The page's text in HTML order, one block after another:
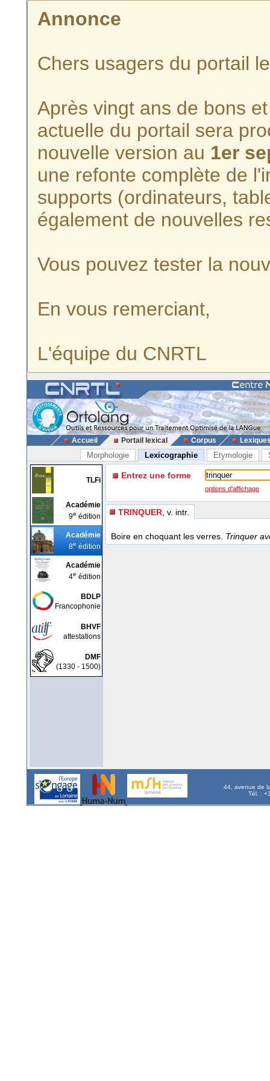
Annonce
Chers usagers du portail
Après vingt ans de bons
actuelle du portail sera
nouvelle version au 1er
une refonte complète de
supports (ordinateurs,
également de nouvelles
Vous pouvez tester la
En vous remerciant,
L'équipe du CNRTL
Accueil Portail lexical Corpus
Morphologie Lexicographie Etymologie
TLFi
Académie
9e édition
Académie
8e édition
Académie
4e édition
BDLP
Francophonie
BHVF
attestations
DMF
(1330 - 1500)
Entrez une forme
options d'affichage
TRINQUER , v. intr.
Boire en choquant les verres. Trinquer
44, avenue de
Tél. :